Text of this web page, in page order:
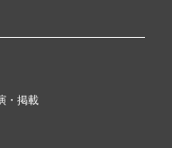
・掲載